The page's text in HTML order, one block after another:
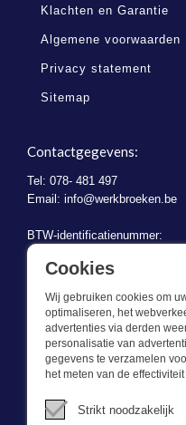
Klachten en Garantie
Algemene voorwaarden
Privacy statement
Sitemap
Contactgegevens:
Tel: 078- 481 497
Email: info@werkbroeken.be
BTW-identificatienummer:
BE 0721.730.280
Wat we doen
Deze webshop is onderdeel
sinds 1983 bedrijfskleding aan
Cookies
Wij gebruiken cookies om
optimaliseren, het
advertenties via derden
personalisatie van
gegevens te verzamelen
het meten van de
Strikt noodzakelijk